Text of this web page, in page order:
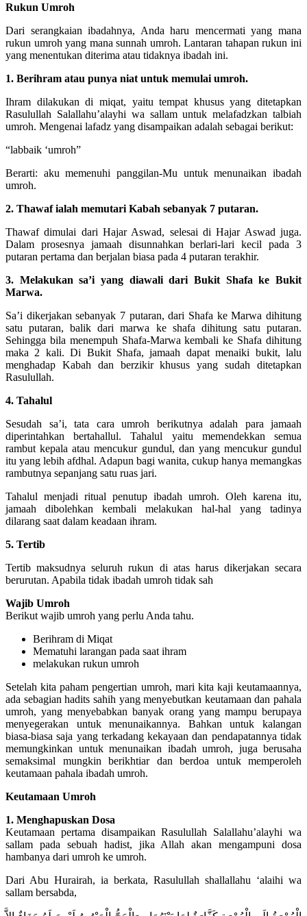
Rukun Umroh
Dari serangkaian ibadahnya, Anda haru mencermati yang mana
rukun umroh yang mana sunnah umroh. Lantaran tahapan rukun ini
yang menentukan diterima atau tidaknya ibadah ini.
1. Berihram atau punya niat untuk memulai umroh.
Ihram dilakukan di miqat, yaitu tempat khusus yang ditetapkan
Rasulullah Salallahu’alayhi wa sallam untuk melafadzkan talbiah
umroh. Mengenai lafadz yang disampaikan adalah sebagai berikut:
“labbaik ‘umroh”
Berarti: aku memenuhi panggilan-Mu untuk menunaikan ibadah
umroh.
2. Thawaf ialah memutari Kabah sebanyak 7 putaran.
Thawaf dimulai dari Hajar Aswad, selesai di Hajar Aswad juga.
Dalam prosesnya jamaah disunnahkan berlari-lari kecil pada 3
putaran pertama dan berjalan biasa pada 4 putaran terakhir.
3. Melakukan sa’i yang diawali dari Bukit Shafa ke Bukit
Marwa.
Sa’i dikerjakan sebanyak 7 putaran, dari Shafa ke Marwa dihitung
satu putaran, balik dari marwa ke shafa dihitung satu putaran.
Sehingga bila menempuh Shafa-Marwa kembali ke Shafa dihitung
maka 2 kali. Di Bukit Shafa, jamaah dapat menaiki bukit, lalu
menghadap Kabah dan berzikir khusus yang sudah ditetapkan
Rasulullah.
4. Tahalul
Sesudah sa’i, tata cara umroh berikutnya adalah para jamaah
diperintahkan bertahallul. Tahalul yaitu memendekkan semua
rambut kepala atau mencukur gundul, dan yang mencukur gundul
itu yang lebih afdhal. Adapun bagi wanita, cukup hanya memangkas
rambutnya sepanjang satu ruas jari.
Tahalul menjadi ritual penutup ibadah umroh. Oleh karena itu,
jamaah dibolehkan kembali melakukan hal-hal yang tadinya
dilarang saat dalam keadaan ihram.
5. Tertib
Tertib maksudnya seluruh rukun di atas harus dikerjakan secara
berurutan. Apabila tidak ibadah umroh tidak sah
Wajib Umroh
Berikut wajib umroh yang perlu Anda tahu.
Berihram di Miqat
Mematuhi larangan pada saat ihram
melakukan rukun umroh
Setelah kita paham pengertian umroh, mari kita kaji keutamaannya,
ada sebagian hadits sahih yang menyebutkan keutamaan dan pahala
umroh, yang menyebabkan banyak orang yang mampu berupaya
menyegerakan untuk menunaikannya. Bahkan untuk kalangan
biasa-biasa saja yang terkadang kekayaan dan pendapatannya tidak
memungkinkan untuk menunaikan ibadah umroh, juga berusaha
semaksimal mungkin berikhtiar dan berdoa untuk memperoleh
keutamaan pahala ibadah umroh.
Keutamaan Umroh
1. Menghapuskan Dosa
Keutamaan pertama disampaikan Rasulullah Salallahu’alayhi wa
sallam pada sebuah hadist, jika Allah akan mengampuni dosa
hambanya dari umroh ke umroh.
Dari Abu Hurairah, ia berkata, Rasulullah shallallahu ‘alaihi wa
sallam bersabda,